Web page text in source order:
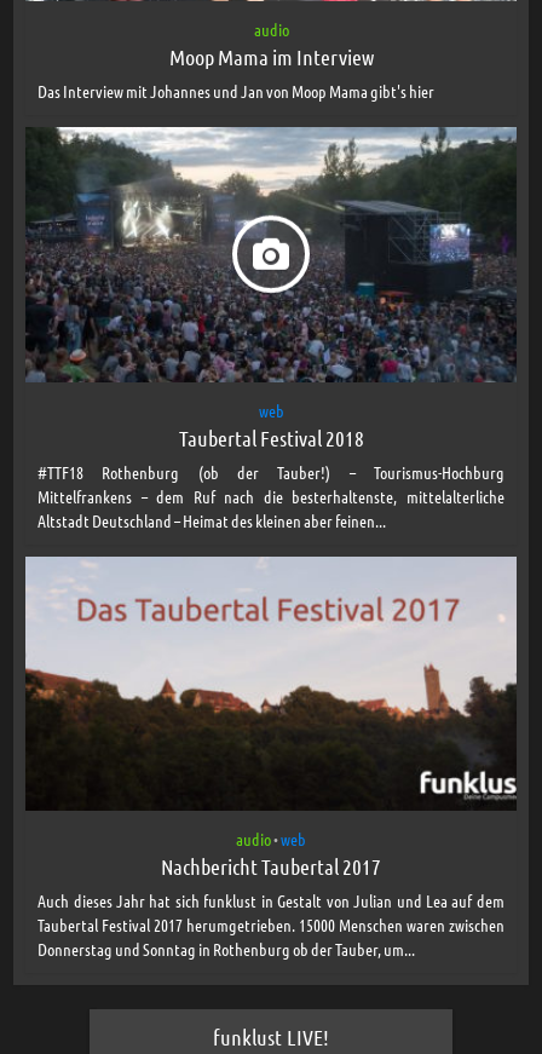
audio
Moop Mama im Interview
Das Interview mit Johannes und Jan von Moop Mama gibt's hier
web
Taubertal Festival 2018
#TTF18 Rothenburg (ob der Tauber!) – Tourismus-Hochburg
Mittelfrankens – dem Ruf nach die besterhaltenste, mittelalterliche
Altstadt Deutschland – Heimat des kleinen aber feinen...
audio•web
Nachbericht Taubertal 2017
Auch dieses Jahr hat sich funklust in Gestalt von Julian und Lea auf dem
Taubertal Festival 2017 herumgetrieben. 15000 Menschen waren zwischen
Donnerstag und Sonntag in Rothenburg ob der Tauber, um...
funklust LIVE!